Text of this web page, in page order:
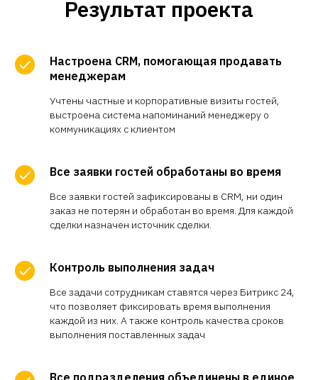
Результат проекта
Настроена CRM, помогающая продавать
менеджерам
Учтены частные и корпоративные визиты гостей,
выстроена система напоминаний менеджеру о
коммуникациях с клиентом
Все заявки гостей обработаны во время
Все заявки гостей зафиксированы в CRM, ни один
заказ не потерян и обработан во время. Для каждой
сделки назначен источник сделки.
Контроль выполнения задач
Все задачи сотрудникам ставятся через Битрикс 24,
что позволяет фиксировать время выполнения
каждой из них. А также контроль качества сроков
выполнения поставленных задач
Все подразделения объединены в единое